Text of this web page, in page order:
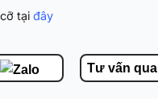
tại đây
Tư vấn qua